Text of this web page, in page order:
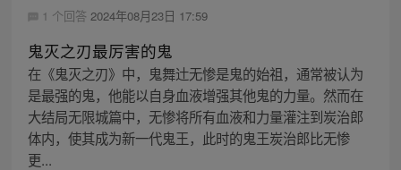
1 个回答 2024年08月23日 17:59
鬼灭之刃最厉害的鬼
在《鬼灭之刃》中，鬼舞辻无惨是鬼的始祖，通常被认为
是最强的鬼，他能以自身血液增强其他鬼的力量。然而在
大结局无限城篇中，无惨将所有血液和力量灌注到炭治郎
体内，使其成为新一代鬼王，此时的鬼王炭治郎比无惨
更...